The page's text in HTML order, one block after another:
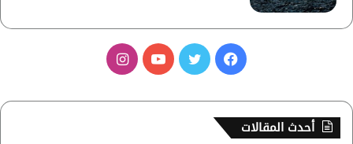
س
أحدث المقالات